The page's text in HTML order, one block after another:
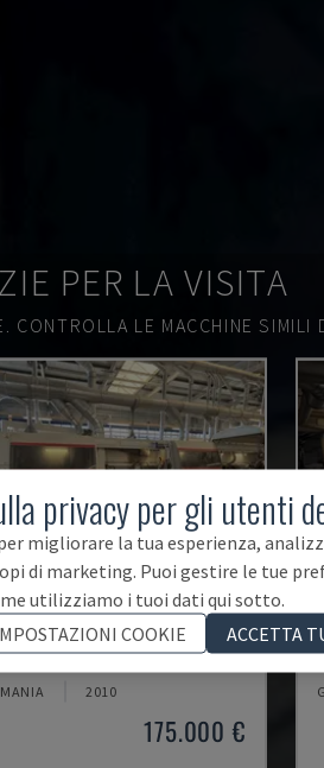
PER LA VISITA
CONTROLLA LE MACCHINE SIMILI
II/390/B/L12
BORDATRICE A DOPPIA FACCIA
2010
175.000 €
privacy per gli utenti
migliorare la tua esperienza,
di marketing. Puoi gestire le tue
utilizziamo i tuoi dati qui sotto.
COOKIE
ACCETTA